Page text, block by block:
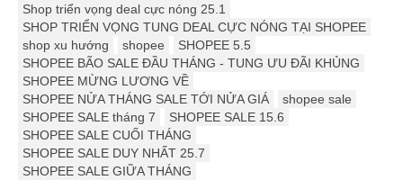
Shop triển vọng deal cực nóng 25.1
SHOP TRIỂN VỌNG TUNG DEAL CỰC NÓNG TẠI SHOPEE
shop xu hướng
shopee
SHOPEE 5.5
SHOPEE BÃO SALE ĐẦU THÁNG - TUNG ƯU ĐÃI KHỦNG
SHOPEE MỪNG LƯƠNG VỀ
SHOPEE NỬA THÁNG SALE TỚI NỬA GIÁ
shopee sale
SHOPEE SALE tháng 7
SHOPEE SALE 15.6
SHOPEE SALE CUỐI THÁNG
SHOPEE SALE DUY NHẤT 25.7
SHOPEE SALE GIỮA THÁNG